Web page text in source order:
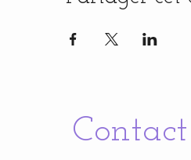
Contact